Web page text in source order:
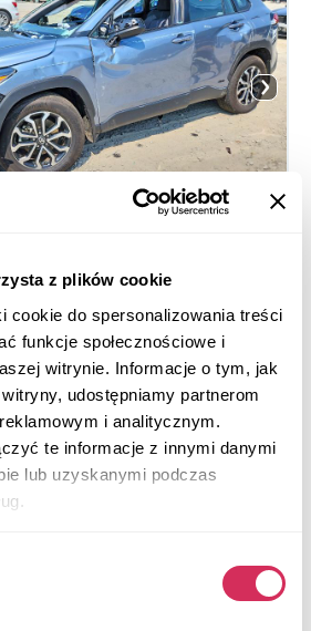
z plików cookie
cookie do spersonalizowania treści
funkcje społecznościowe i
witrynie. Informacje o tym, jak
udostępniamy partnerom
i analitycznym.
te informacje z innymi danymi
lub uzyskanymi podczas
2,000 cm³
2024